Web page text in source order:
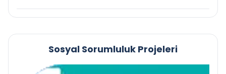
Sosyal Sorumluluk Projeleri